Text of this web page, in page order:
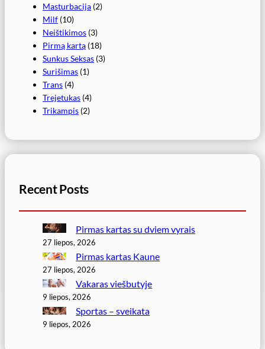
Masturbacija (2)
Milf (10)
Neištikimos (3)
Pirmą kartą (18)
Sunkus Seksas (3)
Surišimas (1)
Trans (4)
Trejetukas (4)
Trikampis (2)
Recent Posts
Pirmas kartas su dviem vyrais
27 liepos, 2026
Pirmas kartas Kaune
27 liepos, 2026
Vakaras viešbutyje
9 liepos, 2026
Sportas – sveikata
9 liepos, 2026